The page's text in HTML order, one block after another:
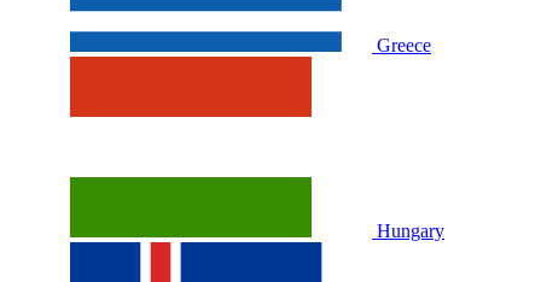
Greece
Hungary